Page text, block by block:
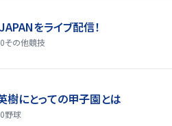
をライブ配信！
その他競技
樹にとっての甲子園とは
野球